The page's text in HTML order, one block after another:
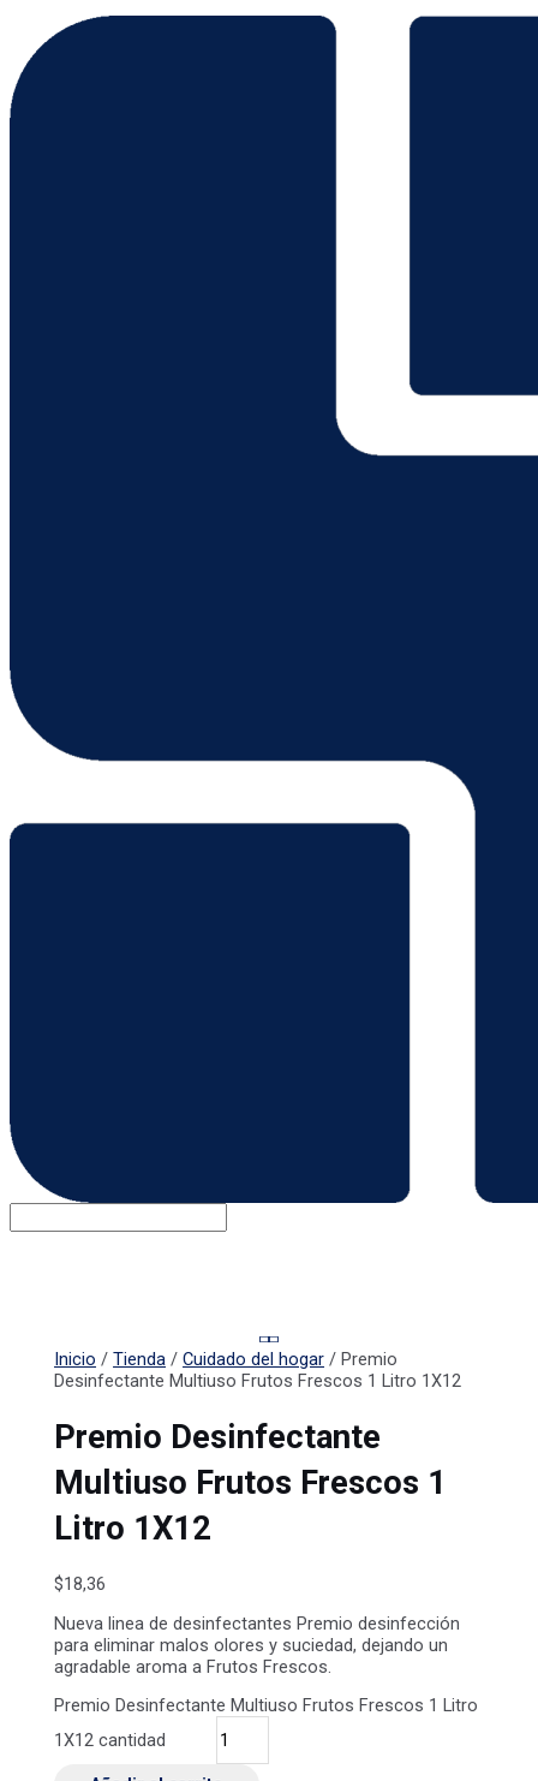
Inicio /Tienda /Cuidado del hogar / Premio
Desinfectante Multiuso Frutos Frescos 1 Litro 1X12
Premio Desinfectante
Multiuso Frutos Frescos 1
Litro 1X12
$18,36
Nueva linea de desinfectantes Premio desinfección
para eliminar malos olores y suciedad, dejando un
agradable aroma a Frutos Frescos.
Premio Desinfectante Multiuso Frutos Frescos 1 Litro
1X12 cantidad